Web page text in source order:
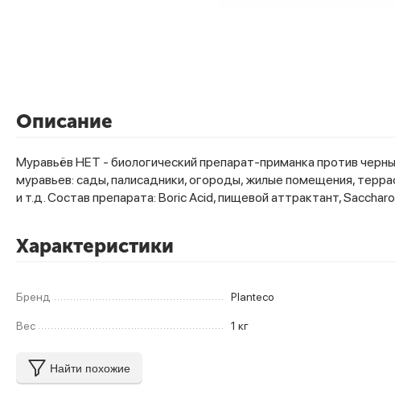
Описание
Муравьёв НЕТ - биологический препарат-приманка против
муравьев: сады, палисадники, огороды, жилые помещения,
и т.д. Состав препарата: Boric Acid, пищевой аттрактант,
Характеристики
Бренд Planteco
Вес 1 кг
Найти похожие